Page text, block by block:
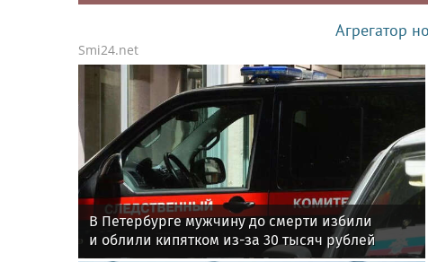
Агрегатор
Smi24.net
В Петербурге мужчину до смерти избили
и облили кипятком из-за 30 тысяч рублей